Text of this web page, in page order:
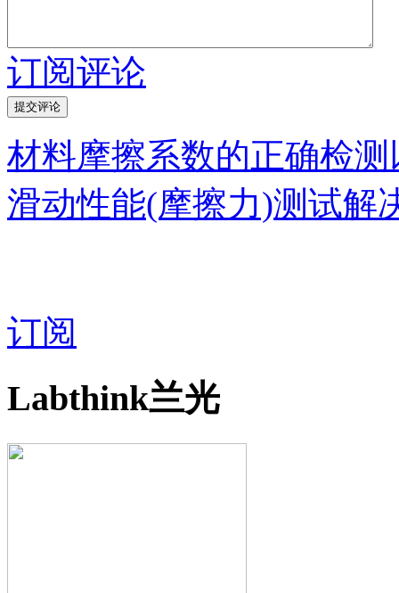
订阅评论
材料摩擦系数的正确检
滑动性能(摩擦力)测试解
订阅
Labthink兰光